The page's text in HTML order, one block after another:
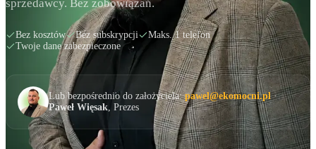
sprzedawcy. Bez zobowiązań.
Bez kosztów Bez subskrypcji
Maks. 1 telefon
Twoje dane zabezpieczone
Lub bezpośrednio do założyciela:pawel@ekomocni.pl·
Paweł Więsak, Prezes